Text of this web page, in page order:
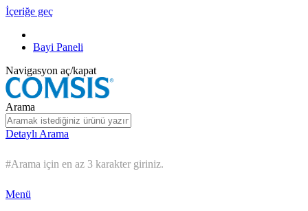
İçeriğe geç
Bayi Paneli
Navigasyon aç/kapat
Arama
Detaylı Arama
#Arama için en az 3 karakter giriniz.
Menü